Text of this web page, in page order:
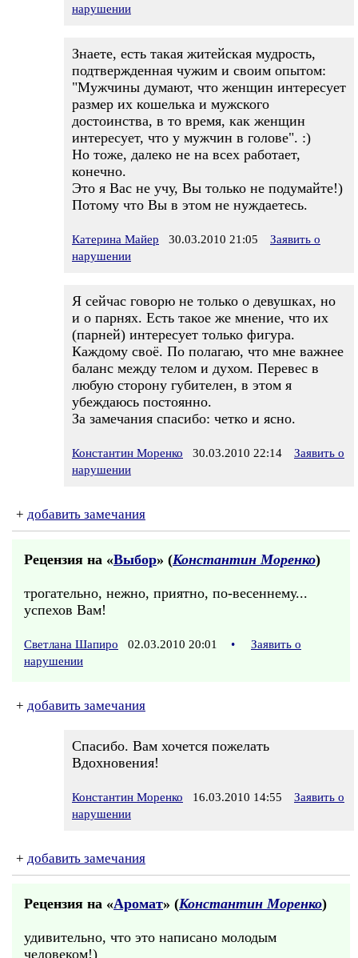
нарушении
Знаете, есть такая житейская мудрость,
подтвержденная чужим и своим опытом:
"Мужчины думают, что женщин интересует
размер их кошелька и мужского
достоинства, в то время, как женщин
интересует, что у мужчин в голове". :)
Но тоже, далеко не на всех работает,
конечно.
Это я Вас не учу, Вы только не подумайте!)
Потому что Вы в этом не нуждаетесь.
Катерина Майер 30.03.2010 21:05
Заявить о
нарушении
Я сейчас говорю не только о девушках, но
и о парнях. Есть такое же мнение, что их
(парней) интересует только фигура.
Каждому своё. По полагаю, что мне важнее
баланс между телом и духом. Перевес в
любую сторону губителен, в этом я
убеждаюсь постоянно.
За замечания спасибо: четко и ясно.
Константин Моренко 30.03.2010 22:14
Заявить о
нарушении
+ добавить замечания
Рецензия на «Выбор» (Константин Моренко)
трогательно, нежно, приятно, по-весеннему...
успехов Вам!
Светлана Шапиро 02.03.2010 20:01 •
Заявить о
нарушении
+ добавить замечания
Спасибо. Вам хочется пожелать
Вдохновения!
Константин Моренко 16.03.2010 14:55
Заявить о
нарушении
+ добавить замечания
Рецензия на «Аромат» (Константин Моренко)
удивительно, что это написано молодым
человеком!)